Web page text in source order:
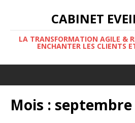
CABINET
LA TRANSFORMATION AGILE &
ENCHANTER LES CLIENTS
Mois : septembre